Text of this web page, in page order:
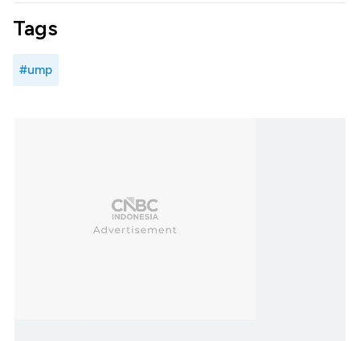
Tags
#ump